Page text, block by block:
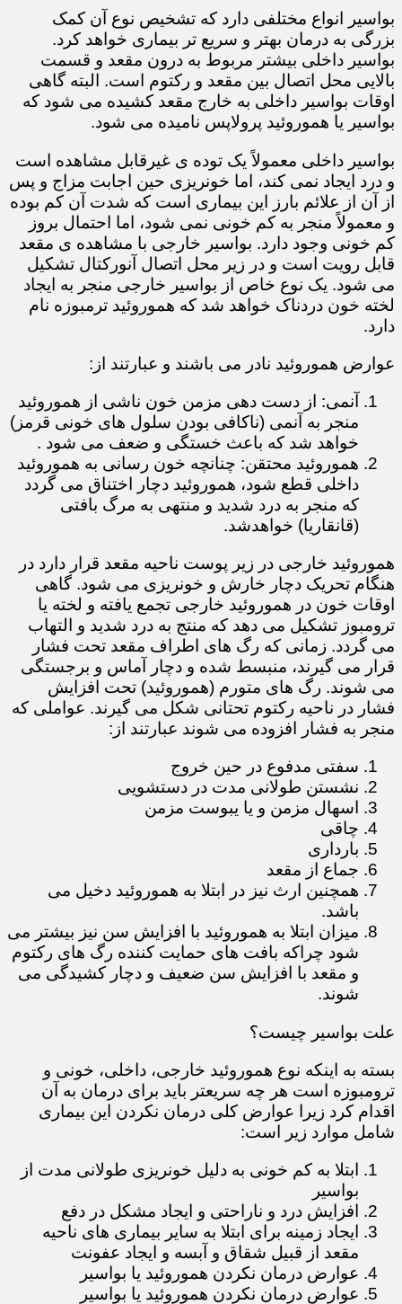
بواسیر انواع مختلفی دارد که تشخیص نوع آن کمک
بزرگی به درمان بهتر و سریع تر بیماری خواهد کرد.
بواسیر داخلی بیشتر مربوط به درون مقعد و قسمت
بالایی محل اتصال بین مقعد و رکتوم است. البته گاهی
اوقات بواسیر داخلی به خارج مقعد کشیده می شود که
بواسیر یا هموروئید پرولاپس نامیده می شود.
بواسیر داخلی معمولاً یک توده ی غیرقابل مشاهده است
و درد ایجاد نمی کند، اما خونریزی حین اجابت مزاج و پس
از آن از علائم بارز این بیماری است که شدت آن کم بوده
و معمولاً منجر به کم خونی نمی شود، اما احتمال بروز
کم خونی وجود دارد. بواسیر خارجی با مشاهده ی مقعد
قابل رویت است و در زیر محل اتصال آنورکتال تشکیل
می شود. یک نوع خاص از بواسیر خارجی منجر به ایجاد
لخته خون دردناک خواهد شد که هموروئید ترمبوزه نام
دارد.
عوارض هموروئید نادر می باشند و عبارتند از:
آنمی: از دست دهی مزمن خون ناشی از هموروئید
منجر به آنمی (ناکافی بودن سلول های خونی قرمز)
خواهد شد که باعث خستگی و ضعف می شود .
هموروئید محتقن: چنانچه خون رسانی به هموروئید
داخلی قطع شود، هموروئید دچار اختناق می گردد
که منجر به درد شدید و منتهی به مرگ بافتی
(قانقاریا) خواهدشد.
هموروئید خارجی در زیر پوست ناحیه مقعد قرار دارد در
هنگام تحریک دچار خارش و خونریزی می شود. گاهی
اوقات خون در هموروئید خارجی تجمع یافته و لخته یا
ترومبوز تشکیل می دهد که منتج به درد شدید و التهاب
می گردد. زمانی که رگ های اطراف مقعد تحت فشار
قرار می گیرند، منبسط شده و دچار آماس و برجستگی
می شوند. رگ های متورم (هموروئید) تحت افزایش
فشار در ناحیه رکتوم تحتانی شکل می گیرند. عواملی که
منجر به فشار افزوده می شوند عبارتند از:
سفتی مدفوع در حین خروج
نشستن طولانی مدت در دستشویی
اسهال مزمن و یا یبوست مزمن
چاقی
بارداری
جماع از مقعد
همچنین ارث نیز در ابتلا به هموروئید دخیل می
باشد.
میزان ابتلا به هموروئید با افزایش سن نیز بیشتر می
شود چراکه بافت های حمایت کننده رگ های رکتوم
و مقعد با افزایش سن ضعیف و دچار کشیدگی می
شوند.
علت بواسیر چیست؟
بسته به اینکه نوع هموروئید خارجی، داخلی، خونی و
ترومبوزه است هر چه سریعتر باید برای درمان به آن
اقدام کرد زیرا عوارض کلی درمان نکردن این بیماری
شامل موارد زیر است:
ابتلا به کم خونی به دلیل خونریزی طولانی مدت از
بواسیر
افزایش درد و ناراحتی و ایجاد مشکل در دفع
ایجاد زمینه برای ابتلا به سایر بیماری های ناحیه
مقعد از قبیل شقاق و آبسه و ایجاد عفونت
عوارض درمان نکردن هموروئید یا بواسیر
عوارض درمان نکردن هموروئید یا بواسیر